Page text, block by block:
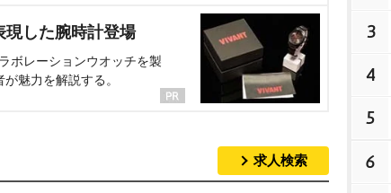
現した腕時計登場
ボレーションウオッチを製
魅力を解説する。
求人検索
3
4
5
6